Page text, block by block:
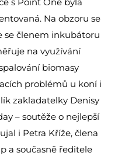
Na obzoru se
se členem inkubátoru
na využívání
biomasy
problémů u koní i
zakladatelky Denisy
– soutěže o nejlepší
i Petra Kříže, člena
a současně ředitele